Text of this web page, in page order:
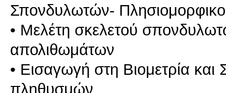
Σπονδυλωτών-
• Μελέτη σκελετού
απολιθωμάτων
• Εισαγωγή στη Βιομετρία
πληθυσμών